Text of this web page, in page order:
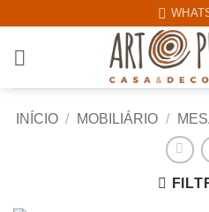
content
INÍCIO / MOBILIÁRIO /